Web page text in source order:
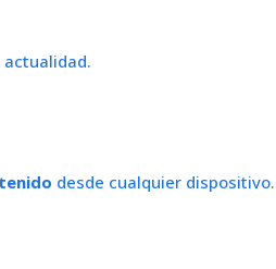
desde cualquier dispositivo.